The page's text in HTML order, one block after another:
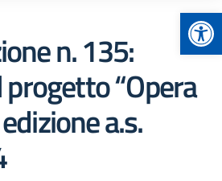
n. 135:
“Opera
a.s.